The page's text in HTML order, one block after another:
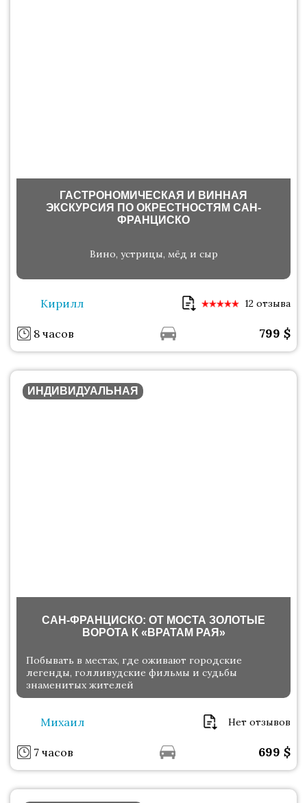
ГАСТРОНОМИЧЕСКАЯ И ВИННАЯ
ЭКСКУРСИЯ ПО ОКРЕСТНОСТЯМ САН-
ФРАНЦИСКО
Вино, устрицы, мёд и сыр
Кирилл 12 отзыва
8 часов 799 $
ИНДИВИДУАЛЬНАЯ
САН-ФРАНЦИСКО: ОТ МОСТА ЗОЛОТЫЕ
ВОРОТА К «ВРАТАМ РАЯ»
Побывать в местах, где оживают городские
легенды, голливудские фильмы и судьбы
знаменитых жителей
Михаил Нет отзывов
7 часов 699 $